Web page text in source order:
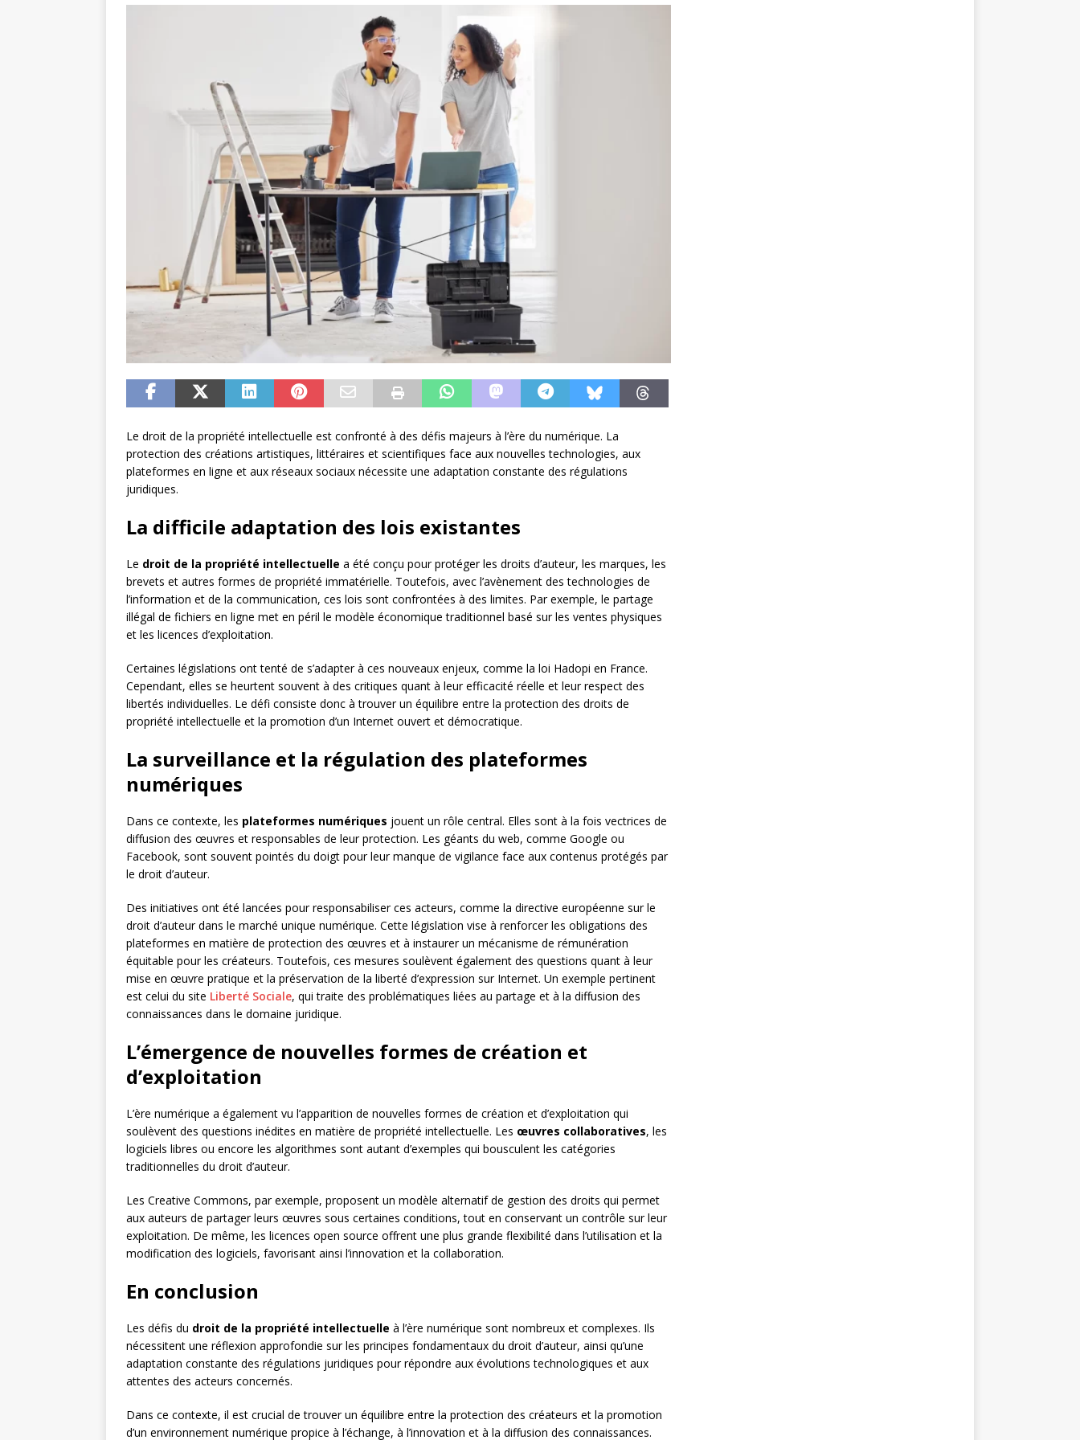
Le droit de la propriété intellectuelle est confronté à des défis majeurs à l’ère du numérique. La
protection des créations artistiques, littéraires et scientifiques face aux nouvelles technologies, aux
plateformes en ligne et aux réseaux sociaux nécessite une adaptation constante des régulations
juridiques.
La difficile adaptation des lois existantes
Le droit de la propriété intellectuelle a été conçu pour protéger les droits d’auteur, les marques, les
brevets et autres formes de propriété immatérielle. Toutefois, avec l’avènement des technologies de
l’information et de la communication, ces lois sont confrontées à des limites. Par exemple, le partage
illégal de fichiers en ligne met en péril le modèle économique traditionnel basé sur les ventes physiques
et les licences d’exploitation.
Certaines législations ont tenté de s’adapter à ces nouveaux enjeux, comme la loi Hadopi en France.
Cependant, elles se heurtent souvent à des critiques quant à leur efficacité réelle et leur respect des
libertés individuelles. Le défi consiste donc à trouver un équilibre entre la protection des droits de
propriété intellectuelle et la promotion d’un Internet ouvert et démocratique.
La surveillance et la régulation des plateformes
numériques
Dans ce contexte, les plateformes numériques jouent un rôle central. Elles sont à la fois vectrices de
diffusion des œuvres et responsables de leur protection. Les géants du web, comme Google ou
Facebook, sont souvent pointés du doigt pour leur manque de vigilance face aux contenus protégés par
le droit d’auteur.
Des initiatives ont été lancées pour responsabiliser ces acteurs, comme la directive européenne sur le
droit d’auteur dans le marché unique numérique. Cette législation vise à renforcer les obligations des
plateformes en matière de protection des œuvres et à instaurer un mécanisme de rémunération
équitable pour les créateurs. Toutefois, ces mesures soulèvent également des questions quant à leur
mise en œuvre pratique et la préservation de la liberté d’expression sur Internet. Un exemple pertinent
est celui du site Liberté Sociale, qui traite des problématiques liées au partage et à la diffusion des
connaissances dans le domaine juridique.
L’émergence de nouvelles formes de création et
d’exploitation
L’ère numérique a également vu l’apparition de nouvelles formes de création et d’exploitation qui
soulèvent des questions inédites en matière de propriété intellectuelle. Les œuvres collaboratives, les
logiciels libres ou encore les algorithmes sont autant d’exemples qui bousculent les catégories
traditionnelles du droit d’auteur.
Les Creative Commons, par exemple, proposent un modèle alternatif de gestion des droits qui permet
aux auteurs de partager leurs œuvres sous certaines conditions, tout en conservant un contrôle sur leur
exploitation. De même, les licences open source offrent une plus grande flexibilité dans l’utilisation et la
modification des logiciels, favorisant ainsi l’innovation et la collaboration.
En conclusion
Les défis du droit de la propriété intellectuelle à l’ère numérique sont nombreux et complexes. Ils
nécessitent une réflexion approfondie sur les principes fondamentaux du droit d’auteur, ainsi qu’une
adaptation constante des régulations juridiques pour répondre aux évolutions technologiques et aux
attentes des acteurs concernés.
Dans ce contexte, il est crucial de trouver un équilibre entre la protection des créateurs et la promotion
d’un environnement numérique propice à l’échange, à l’innovation et à la diffusion des connaissances.